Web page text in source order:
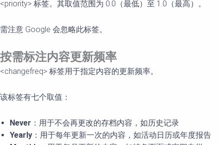
<priority> 标签。其取值范围为 0.0（最低）至 1.0（最高）。
需注意 Google 会忽略此标签。
按需标注内容更新频率
<changefreq> 标签用于指定内容的更新频率。
该标签有七个取值：
Never ：用于不会再更改的存档内容，如历史记录
Yearly ：用于每年更新一次的内容，如活动日历或年度报告